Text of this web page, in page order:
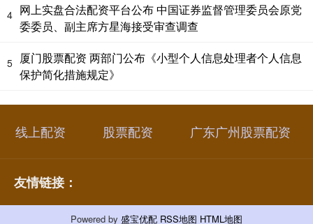
4 网上实盘合法配资平台公布 中国证券监督管理委员会原党
委委员、副主席方星海接受审查调查
5 厦门股票配资 两部门公布《小型个人信息处理者个人信息
保护简化措施规定》
线上配资 股票配资 广东广州股票配资
友情链接：
Powered by 盛宝优配 RSS地图 HTML地图